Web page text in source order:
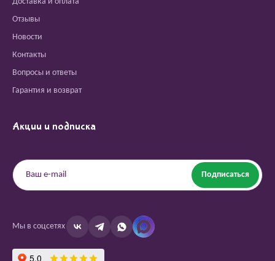
Отзывы
Новости
Контакты
Вопросы и ответы
Гарантия и возврат
Акции и подписка
Подписаться
Мы в соцсетях